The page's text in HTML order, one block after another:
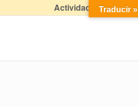
Actividades didácticas
Traducir »